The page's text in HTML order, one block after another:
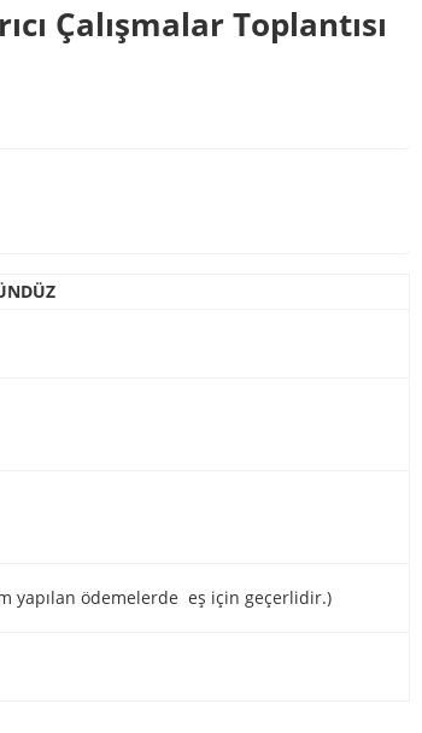
Çalışmalar Toplantısı
yapılan ödemelerde eş için geçerlidir.)